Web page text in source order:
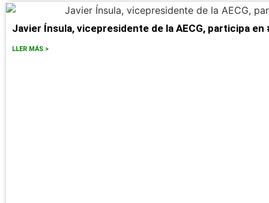
Javier Ínsula, vicepresidente de la AECG, participa
LLER MÁS >